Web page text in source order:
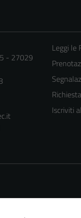
- 27029
Leggi le
Iscriviti